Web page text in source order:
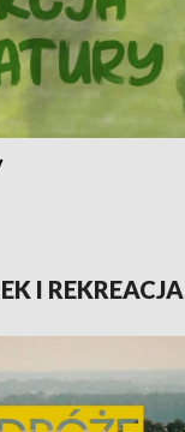
I REKREACJA